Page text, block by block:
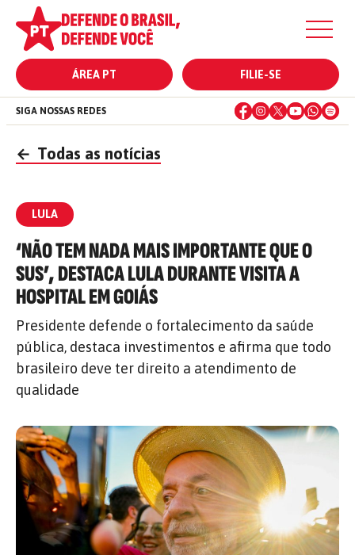
ÁREA PT FILIE-SE
SIGA NOSSAS REDES
← Todas as notícias
LULA
‘NÃO TEM NADA MAIS IMPORTANTE QUE O
SUS’, DESTACA LULA DURANTE VISITA A
HOSPITAL EM GOIÁS
Presidente defende o fortalecimento da saúde
pública, destaca investimentos e afirma que todo
brasileiro deve ter direito a atendimento de
qualidade